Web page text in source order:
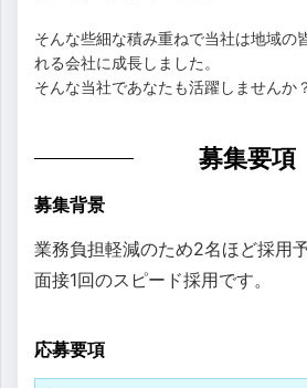
そんな些細な積み重ねで当社は地域の
れる会社に成長しました。
そんな当社であなたも活躍しませんか
募集要項
募集背景
業務負担軽減のため2名ほど採用予
面接1回のスピード採用です。
応募要項